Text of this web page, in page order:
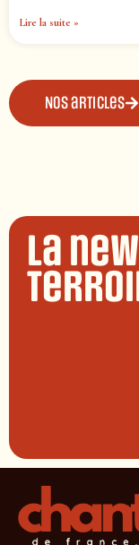
Lire la suite »
Nos articles
La